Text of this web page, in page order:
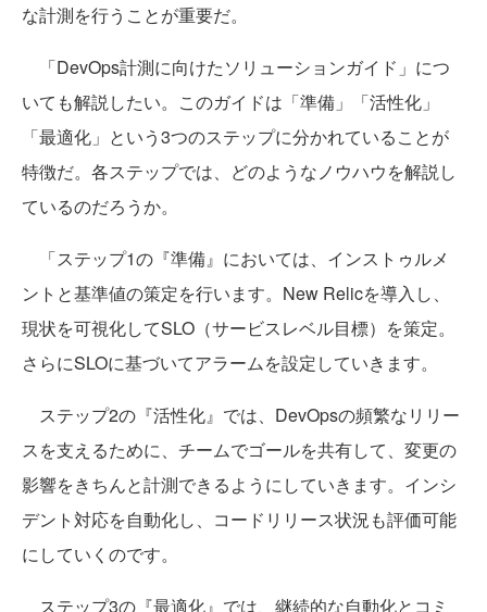
な計測を行うことが重要だ。
「DevOps計測に向けたソリューションガイド」につ
いても解説したい。このガイドは「準備」「活性化」
「最適化」という3つのステップに分かれていることが
特徴だ。各ステップでは、どのようなノウハウを解説し
ているのだろうか。
「ステップ1の『準備』においては、インストゥルメ
ントと基準値の策定を行います。New Relicを導入し、
現状を可視化してSLO（サービスレベル目標）を策定。
さらにSLOに基づいてアラームを設定していきます。
ステップ2の『活性化』では、DevOpsの頻繁なリリー
スを支えるために、チームでゴールを共有して、変更の
影響をきちんと計測できるようにしていきます。インシ
デント対応を自動化し、コードリリース状況も評価可能
にしていくのです。
ステップ3の『最適化』では、継続的な自動化とコミ